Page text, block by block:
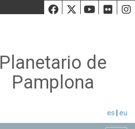
Facebook
Twiiter
Planetario de
Pamplona
es eu